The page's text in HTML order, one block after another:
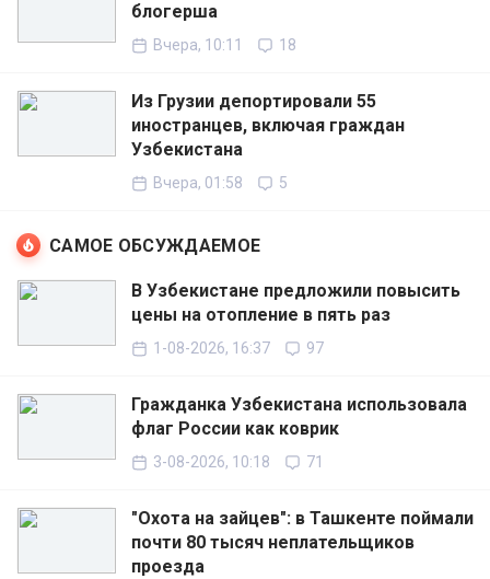
блогерша
Вчера, 10:11 18
Из Грузии депортировали 55
иностранцев, включая граждан
Узбекистана
Вчера, 01:58 5
САМОЕ ОБСУЖДАЕМОЕ
В Узбекистане предложили повысить
цены на отопление в пять раз
1-08-2026, 16:37 97
Гражданка Узбекистана использовала
флаг России как коврик
3-08-2026, 10:18 71
"Охота на зайцев": в Ташкенте поймали
почти 80 тысяч неплательщиков
проезда